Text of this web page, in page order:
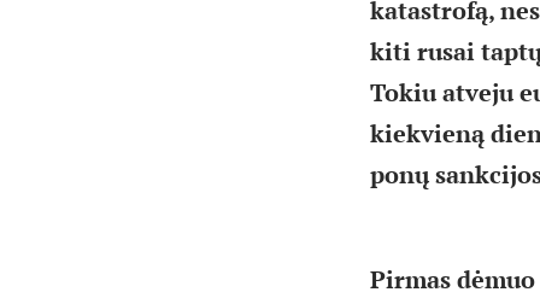
katastrofą,
kiti rusai
Tokiu atveju
kiekvieną
ponų
Pirmas